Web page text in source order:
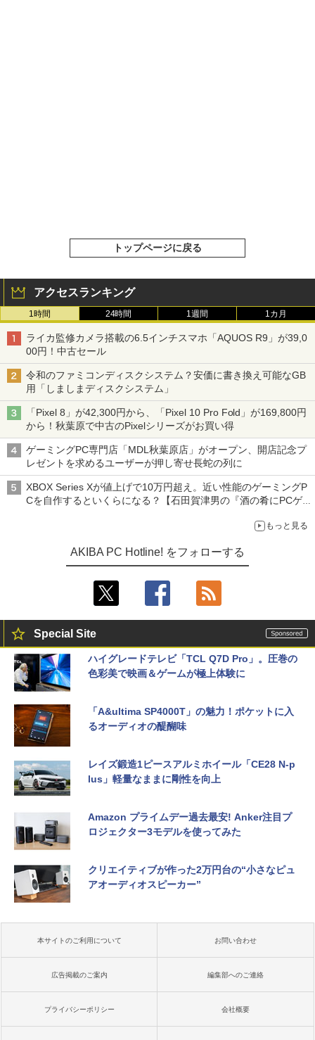
トップページに戻る
アクセスランキング
1時間 24時間 1週間 1カ月
ライカ監修カメラ搭載の6.5インチスマホ「AQUOS R9」が39,0
00円！中古セール
令和のファミコンディスクシステム？安価に書き換え可能なGB
用「しましまディスクシステム」
「Pixel 8」が42,300円から、「Pixel 10 Pro Fold」が169,800円
から！秋葉原で中古のPixelシリーズがお買い得
ゲーミングPC専門店「MDL秋葉原店」がオープン、開店記念プ
レゼントを求めるユーザーが押し寄せ長蛇の列に
XBOX Series Xが値上げで10万円超え。近い性能のゲーミングP
Cを自作するといくらになる？【石田賀津男の『酒の肴にPCゲ
もっと見る
AKIBA PC Hotline! をフォローする
Special Site
ハイグレードテレビ「TCL Q7D Pro」。圧巻の
色彩美で映画＆ゲームが極上体験に
「A&ultima SP4000T」の魅力！ポケットに入
るオーディオの醍醐味
レイズ鍛造1ピースアルミホイール「CE28 N-p
lus」軽量なままに剛性を向上
Amazon プライムデー過去最安! Anker注目プ
ロジェクター3モデルを使ってみた
クリエイティブが作った2万円台の“小さなピュ
アオーディオスピーカー”
本サイトのご利用について お問い合わせ
広告掲載のご案内 編集部へのご連絡
プライバシーポリシー 会社概要